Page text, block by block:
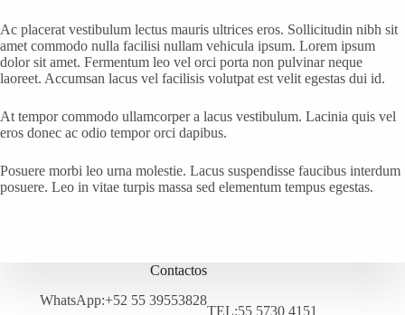
Ac placerat vestibulum lectus mauris ultrices eros. Sollicitudin nibh sit
amet commodo nulla facilisi nullam vehicula ipsum. Lorem ipsum
dolor sit amet. Fermentum leo vel orci porta non pulvinar neque
laoreet. Accumsan lacus vel facilisis volutpat est velit egestas dui id.
At tempor commodo ullamcorper a lacus vestibulum. Lacinia quis vel
eros donec ac odio tempor orci dapibus.
Posuere morbi leo urna molestie. Lacus suspendisse faucibus interdum
posuere. Leo in vitae turpis massa sed elementum tempus egestas.
Contactos
WhatsApp:+52 55 39553828
TEL:55 5730 4151